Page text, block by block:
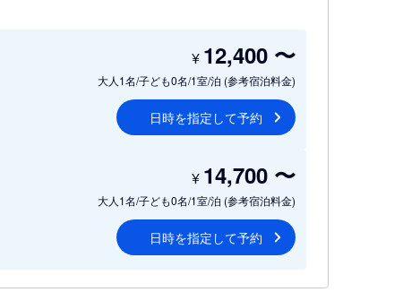
大人1名/子ども0名/1室/泊 (参考宿泊料金)
¥ 12,400 〜
日時を指定して予約
大人1名/子ども0名/1室/泊 (参考宿泊料金)
¥ 14,700 〜
日時を指定して予約